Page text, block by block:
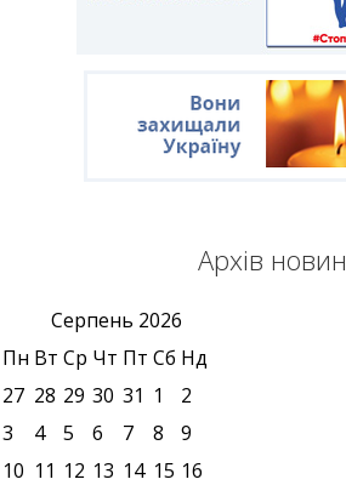
Архів новин
Серпень 2026
Пн Вт Ср Чт Пт Сб Нд
27 28 29 30 31 1
2
3
4 5 6 7 8
9
10 11 12 13 14 15 16